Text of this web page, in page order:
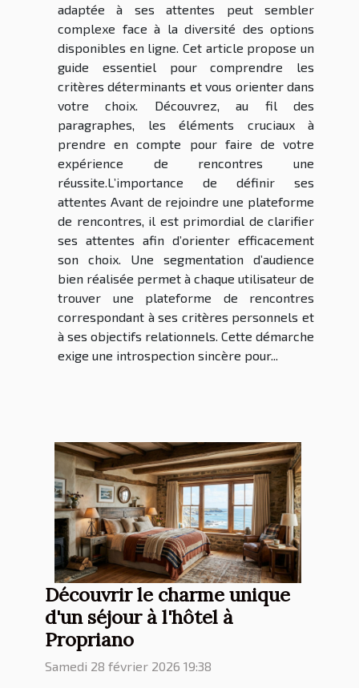
adaptée à ses attentes peut sembler
complexe face à la diversité des options
disponibles en ligne. Cet article propose un
guide essentiel pour comprendre les
critères déterminants et vous orienter dans
votre choix. Découvrez, au fil des
paragraphes, les éléments cruciaux à
prendre en compte pour faire de votre
expérience de rencontres une
réussite.L’importance de définir ses
attentes Avant de rejoindre une plateforme
de rencontres, il est primordial de clarifier
ses attentes afin d’orienter efficacement
son choix. Une segmentation d’audience
bien réalisée permet à chaque utilisateur de
trouver une plateforme de rencontres
correspondant à ses critères personnels et
à ses objectifs relationnels. Cette démarche
exige une introspection sincère pour...
Découvrir le charme unique
d'un séjour à l'hôtel à
Propriano
Samedi 28 février 2026 19:38